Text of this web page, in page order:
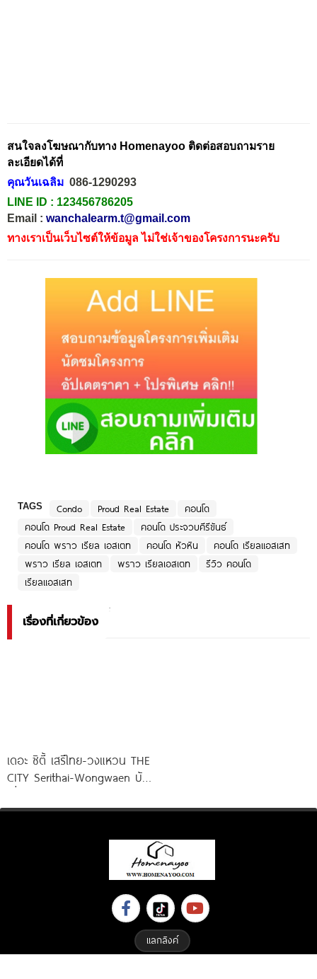
สนใจลงโฆษณากับทาง Homenayoo ติดต่อสอบถามราย
ละเอียดได้ที่
คุณวันเฉลิม 086-1290293
LINE ID : 123456786205
Email : wanchalearm.t@gmail.com
ทางเราเป็นเว็บไซต์ให้ข้อมูล ไม่ใช่เจ้าของโครงการนะครับ
TAGS Condo Proud Real Estate
คอนโด
คอนโด Proud Real Estate
คอนโด ประจวบคีรีขันธ์
คอนโด พราว เรียล เอสเตท
คอนโด หัวหิน
คอนโด เรียลแอสเสท
พราว เรียล เอสเตท
พราว เรียลเอสเตท
รีวิว คอนโด
เรียลแอสเสท
เรื่องที่เกี่ยวข้อง
เดอะ ซิตี้ เสรีไทย-วงแหวน THE
CITY Serithai-Wongwaen บ้าน
แลกลิงค์